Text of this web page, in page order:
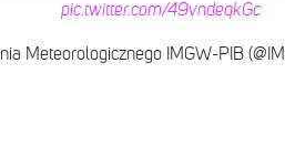
pic.twitter.com/49vndeqkGc
Meteorologicznego IMGW-PIB